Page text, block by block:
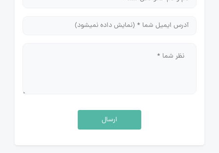
ارسال